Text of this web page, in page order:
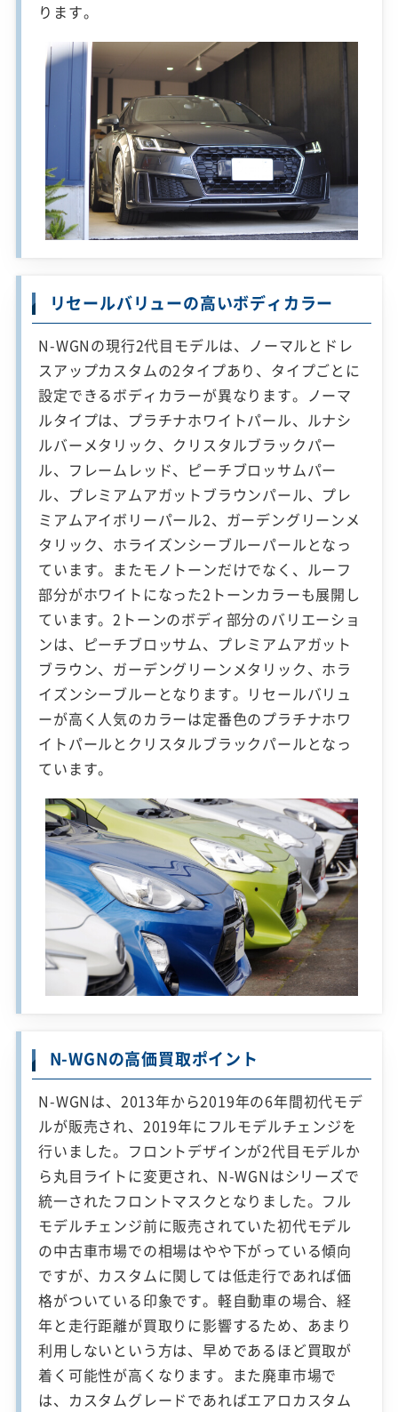
ります。
リセールバリューの高いボディカラー
N-WGNの現行2代目モデルは、ノーマルとドレ
スアップカスタムの2タイプあり、タイプごとに
設定できるボディカラーが異なります。ノーマ
ルタイプは、プラチナホワイトパール、ルナシ
ルバーメタリック、クリスタルブラックパー
ル、フレームレッド、ピーチブロッサムパー
ル、プレミアムアガットブラウンパール、プレ
ミアムアイボリーパール2、ガーデングリーンメ
タリック、ホライズンシーブルーパールとなっ
ています。またモノトーンだけでなく、ルーフ
部分がホワイトになった2トーンカラーも展開し
ています。2トーンのボディ部分のバリエーショ
ンは、ピーチブロッサム、プレミアムアガット
ブラウン、ガーデングリーンメタリック、ホラ
イズンシーブルーとなります。リセールバリュ
ーが高く人気のカラーは定番色のプラチナホワ
イトパールとクリスタルブラックパールとなっ
ています。
N-WGNの高価買取ポイント
N-WGNは、2013年から2019年の6年間初代モデ
ルが販売され、2019年にフルモデルチェンジを
行いました。フロントデザインが2代目モデルか
ら丸目ライトに変更され、N-WGNはシリーズで
統一されたフロントマスクとなりました。フル
モデルチェンジ前に販売されていた初代モデル
の中古車市場での相場はやや下がっている傾向
ですが、カスタムに関しては低走行であれば価
格がついている印象です。軽自動車の場合、経
年と走行距離が買取りに影響するため、あまり
利用しないという方は、早めであるほど買取が
着く可能性が高くなります。また廃車市場で
は、カスタムグレードであればエアロカスタム